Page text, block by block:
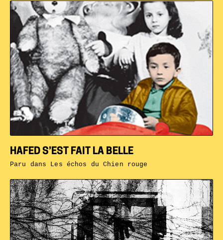
HAFED S’EST FAIT LA BELLE
Paru dans Les échos du Chien rouge